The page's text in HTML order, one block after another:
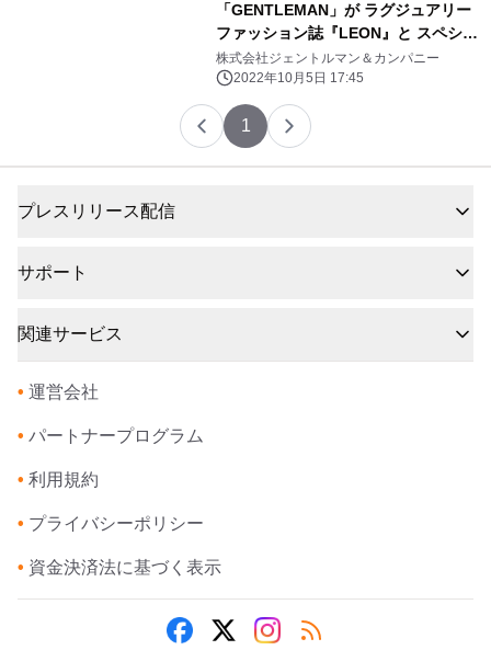
「GENTLEMAN」が ラグジュアリー
ファッション誌『LEON』と スペシャ
リティストア『STRASBURGO』との
トリプルネームコラボレーションアイ
テムを10月25日(火)に発売
株式会社ジェントルマン＆カンパニー
2022年10月5日 17:45
1
プレスリリース配信
サポート
関連サービス
• 運営会社
• パートナープログラム
• 利用規約
• プライバシーポリシー
• 資金決済法に基づく表示